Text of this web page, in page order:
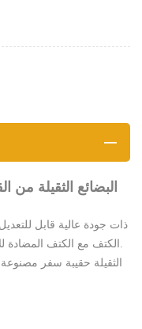
البضائع الثقيلة من
الثقيلة حقيبة سفر